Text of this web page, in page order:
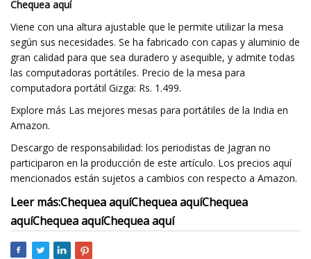
Chequea aquí
Viene con una altura ajustable que le permite utilizar la mesa
según sus necesidades. Se ha fabricado con capas y aluminio de
gran calidad para que sea duradero y asequible, y admite todas
las computadoras portátiles. Precio de la mesa para
computadora portátil Gizga: Rs. 1.499.
Explore más Las mejores mesas para portátiles de la India en
Amazon.
Descargo de responsabilidad: los periodistas de Jagran no
participaron en la producción de este artículo. Los precios aquí
mencionados están sujetos a cambios con respecto a Amazon.
Leer más:Chequea aquíChequea aquíChequea
aquíChequea aquíChequea aquí